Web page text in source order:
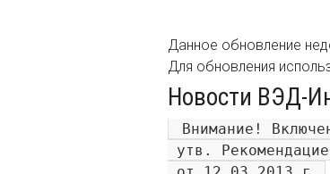
Данное обновление
Для обновления
Новости ВЭД-
Внимание!
утв.